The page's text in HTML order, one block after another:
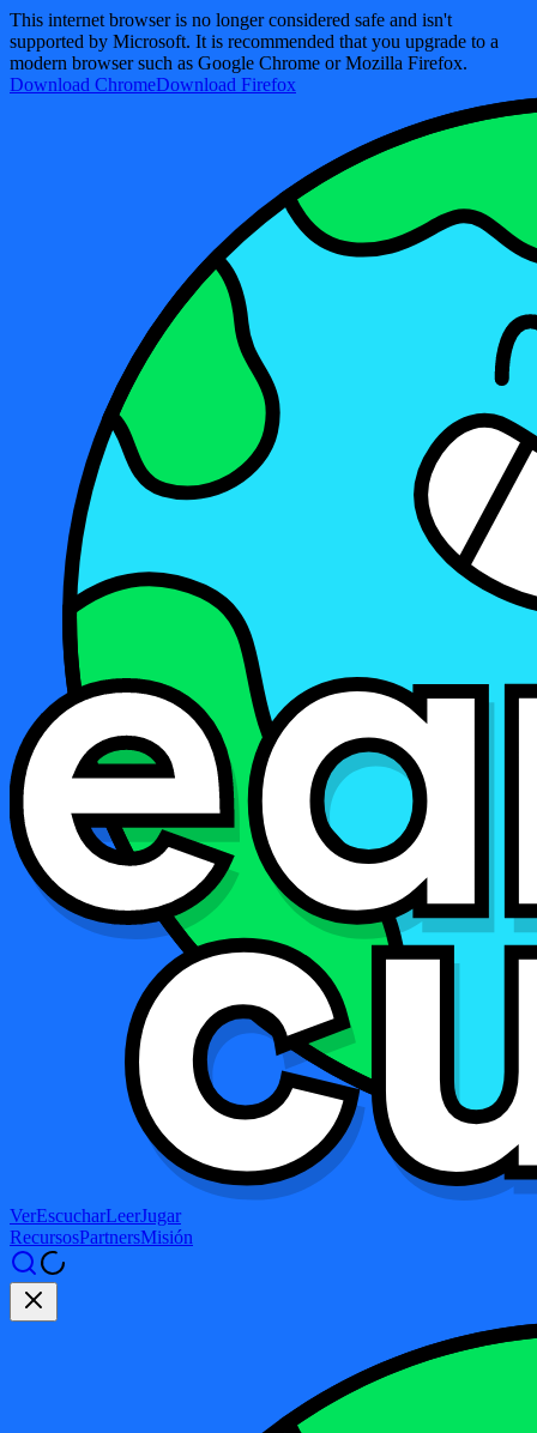
This internet browser is no longer considered safe and isn't
supported by Microsoft. It is recommended that you upgrade to a
modern browser such as Google Chrome or Mozilla Firefox.
Download ChromeDownload Firefox
VerEscucharLeerJugar
RecursosPartnersMisión